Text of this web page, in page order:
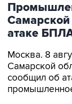
Самарской
атаке
Москва. 8
Самарской
сообщил об